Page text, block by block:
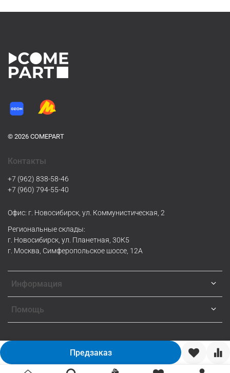
Предзаказ
© 2026 COMEPART
Информация
Помощь
Контакты
+7 (962) 838-58-46
+7 (960) 794-55-40
Офис: г. Новосибирск, ул. Коммунистическая, 2
Региональные склады:
г. Новосибирск, ул. Планетная, 30К5
г. Москва, Симферопольское шоссе, 12А